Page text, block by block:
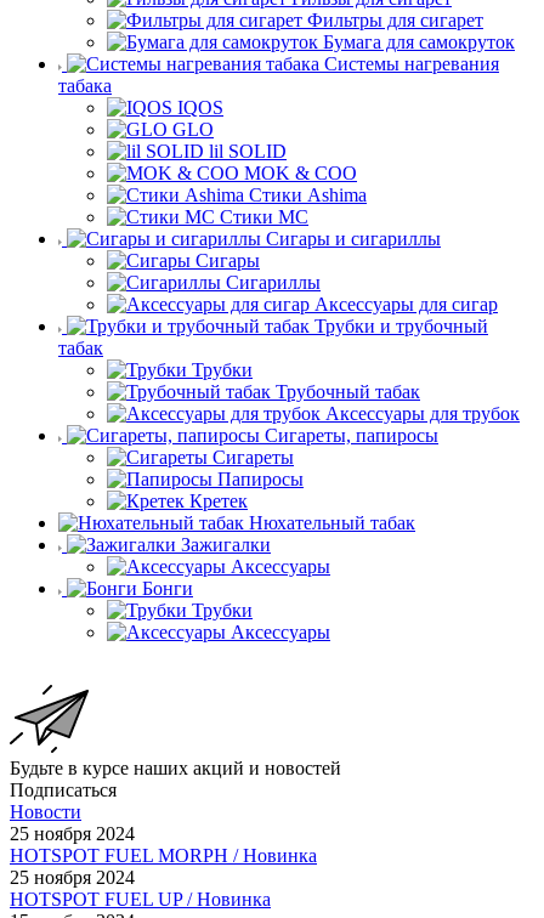
Фильтры для сигарет
Бумага для самокруток
Системы нагревания
табака
IQOS
GLO
lil SOLID
MOK & COO
Стики Ashima
Стики MC
Сигары и сигариллы
Сигары
Сигариллы
Аксессуары для сигар
Трубки и трубочный
табак
Трубки
Трубочный табак
Аксессуары для трубок
Сигареты, папиросы
Сигареты
Папиросы
Кретек
Нюхательный табак
Зажигалки
Аксессуары
Бонги
Трубки
Аксессуары
Будьте в курсе наших акций и новостей
Подписаться
Новости
25 ноября 2024
HOTSPOT FUEL MORPH / Новинка
25 ноября 2024
HOTSPOT FUEL UP / Новинка